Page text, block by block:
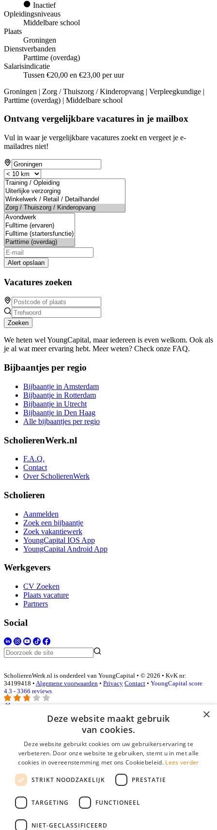
Inactief
Opleidingsniveaus
Middelbare school
Plaats
Groningen
Dienstverbanden
Parttime (overdag)
Salarisindicatie
Tussen €20,00 en €23,00 per uur
Groningen | Zorg / Thuiszorg / Kinderopvang | Verpleegkundige |
Parttime (overdag) | Middelbare school
Ontvang vergelijkbare vacatures in je mailbox
Vul in waar je vergelijkbare vacatures zoekt en vergeet je e-
mailadres niet!
Alert opslaan
Vacatures zoeken
Zoeken
We heten wel YoungCapital, maar iedereen is even welkom. Ook als
je al wat meer ervaring hebt. Meer weten? Check onze FAQ.
Bijbaantjes per regio
Bijbaantje in Amsterdam
Bijbaantje in Rotterdam
Bijbaantje in Utrecht
Bijbaantje in Den Haag
Alle bijbaantjes per regio
ScholierenWerk.nl
F.A.Q.
Contact
Over ScholierenWerk
Scholieren
Aanmelden
Zoek een bijbaantje
Zoek vakantiewerk
YoungCapital IOS App
YoungCapital Android App
Werkgevers
CV Zoeken
Plaats vacature
Partners
Social
ScholierenWerk.nl is onderdeel van YoungCapital • © 2026 • KvK nr:
34199418 • Algemene voorwaarden • Privacy Contact • YoungCapital score
4.3 - 3366 reviews
E-mail*
Wachtwoord
login gegevens onthouden
login
Bedrijf aanmelden
×
Deze website maakt gebruik
van cookies.
Deze website gebruikt cookies om uw gebruikerservaring te
verbeteren. Door onze website te gebruiken, stemt u in met alle
cookies in overeenstemming met ons Cookiebeleid. Lees verder
STRIKT NOODZAKELIJK PRESTATIE
TARGETING FUNCTIONEEL
NIET-GECLASSIFICEERD